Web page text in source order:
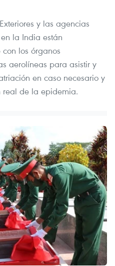
y las agencias
la India están
los órganos
aerolíneas para asistir y
en caso necesario y
real de la epidemia.